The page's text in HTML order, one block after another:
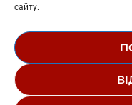
сайту.
© 1995-2026 РК
РЕДАКЦІЙНИЙ